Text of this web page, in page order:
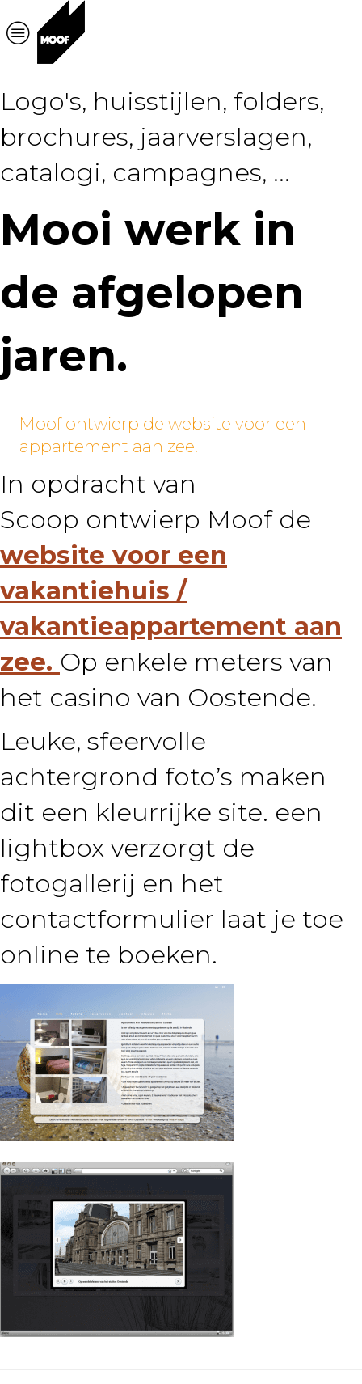
Logo's, huisstijlen, folders,
brochures, jaarverslagen,
catalogi, campagnes, ...
Mooi werk in
de afgelopen
jaren.
Moof ontwierp de website voor een
appartement aan zee.
In opdracht van
Scoop ontwierp Moof de
website voor een
vakantiehuis /
vakantieappartement aan
zee. Op enkele meters van
het casino van Oostende.
Leuke, sfeervolle
achtergrond foto’s maken
dit een kleurrijke site. een
lightbox verzorgt de
fotogallerij en het
contactformulier laat je toe
online te boeken.